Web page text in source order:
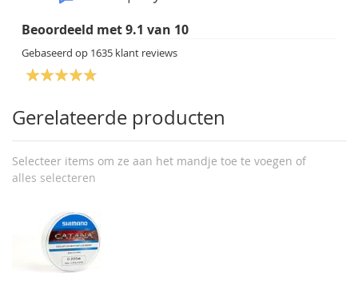
Beoordeeld met9.1 van 10
Gebaseerd op 1635 klant reviews
Gerelateerde producten
Selecteer items om ze aan het mandje toe te voegen of
alles selecteren